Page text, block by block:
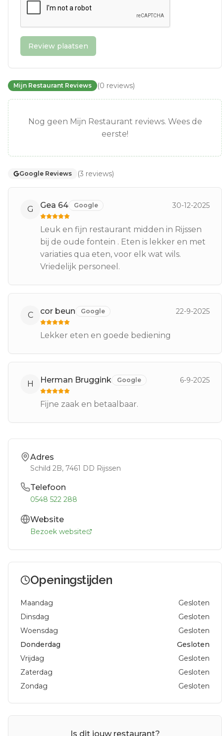
Review plaatsen
Mijn Restaurant Reviews (0 reviews)
Nog geen Mijn Restaurant reviews. Wees de
eerste!
Google Reviews (3 reviews)
G Gea 64 Google 30-12-2025
Leuk en fijn restaurant midden in Rijssen
bij de oude fontein . Eten is lekker en met
variaties qua eten, voor elk wat wils.
Vriedelijk personeel.
C cor beun Google 22-9-2025
Lekker eten en goede bediening
H Herman Bruggink Google 6-9-2025
Fijne zaak en betaalbaar.
Adres
Schild 2B, 7461 DD Rijssen
Telefoon
0548 522 288
Website
Bezoek website
Openingstijden
Maandag
Gesloten
Dinsdag
Gesloten
Woensdag
Gesloten
Donderdag
Gesloten
Vrijdag
Gesloten
Zaterdag
Gesloten
Zondag
Gesloten
Is dit jouw restaurant?